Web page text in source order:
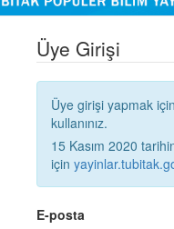
Üye Girişi
Üye girişi yapmak için
kullanınız.
15 Kasım 2020
için
E-posta